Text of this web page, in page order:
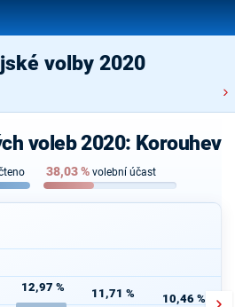
volby 2020
voleb 2020: Korouhev
38,03% volební účast
12,97 % 11,71 % 10,46 %